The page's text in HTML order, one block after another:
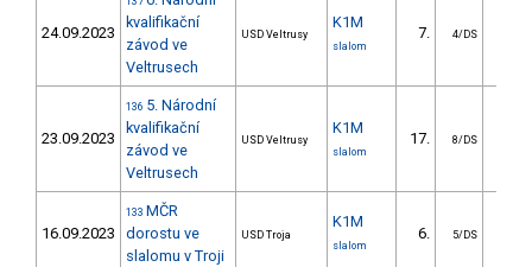
24.09.2023
kvalifikační
závod ve
Veltrusech
USD Veltrusy
K1M
slalom
7. 4/DS
23.09.2023
136 5. Národní
kvalifikační
závod ve
Veltrusech
USD Veltrusy
K1M
slalom
17. 8/DS
16.09.2023
133 MČR
dorostu ve
slalomu v Troji
USD Troja
K1M
slalom
6. 5/DS